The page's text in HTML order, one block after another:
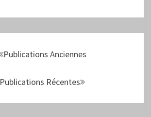
Publications Anciennes
Publications Récentes